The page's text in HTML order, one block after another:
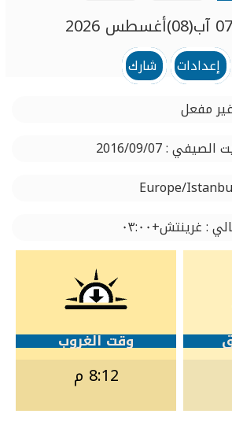
إعدادات
شارك
مفعل
: 2016/09/07
: غرينتش+٠٣:٠٠
وقت الغروب
8:12 م